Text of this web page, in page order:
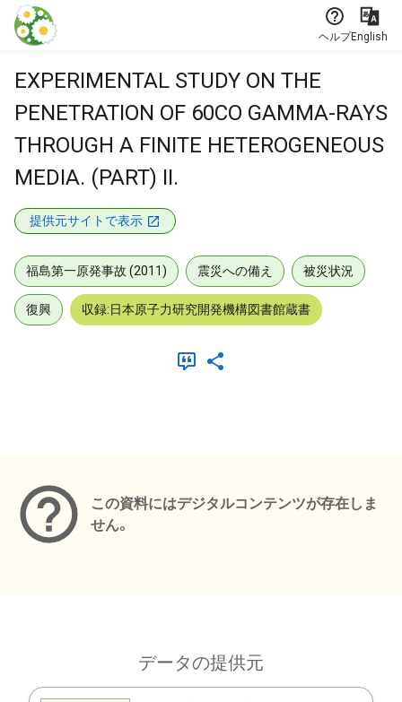
本文に飛ぶ
ヘルプEnglish
EXPERIMENTAL STUDY ON THE
PENETRATION OF 60CO GAMMA-RAYS
THROUGH A FINITE HETEROGENEOUS
MEDIA. (PART) II.
提供元サイトで表示
福島第一原発事故 (2011) 震災への備え 被災状況
復興 収録:日本原子力研究開発機構図書館蔵書
この資料にはデジタルコンテンツが存在しま
せん。
データの提供元